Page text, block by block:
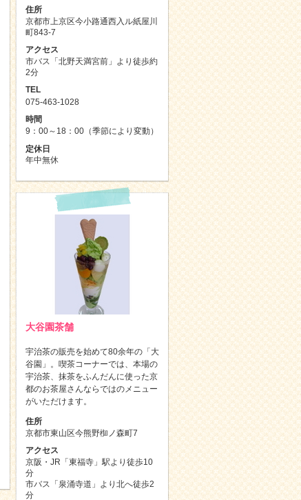
住所
京都市上京区今小路通西入ル紙屋川
町843-7
アクセス
市バス「北野天満宮前」より徒歩約
2分
TEL
075-463-1028
時間
9：00～18：00（季節により変動）
定休日
年中無休
大谷園茶舗
宇治茶の販売を始めて80余年の「大
谷園」。喫茶コーナーでは、本場の
宇治茶、抹茶をふんだんに使った京
都のお茶屋さんならではのメニュー
がいただけます。
住所
京都市東山区今熊野椥ノ森町7
アクセス
京阪・JR「東福寺」駅より徒歩10
分
市バス「泉涌寺道」より北へ徒歩2
分